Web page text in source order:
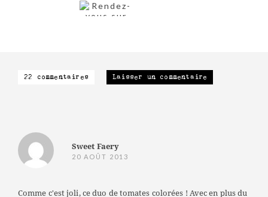
22 commentaires Laisser un commentaire
Sweet Faery
20 AOÛT 2013
Comme c'est joli, ce duo de tomates colorées ! Avec en plus du